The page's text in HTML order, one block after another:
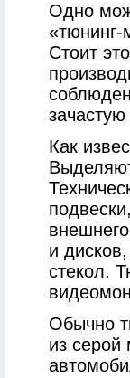
Одно
Стоит
Как
и
стекол.
Обычно
из серой